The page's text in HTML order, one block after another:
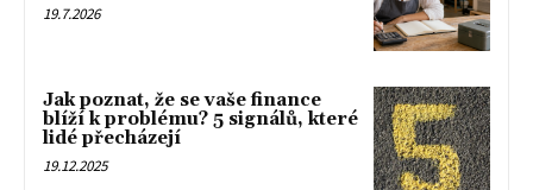
19.7.2026
Jak poznat, že se vaše finance
blíží k problému? 5 signálů, které
lidé přecházejí
19.12.2025